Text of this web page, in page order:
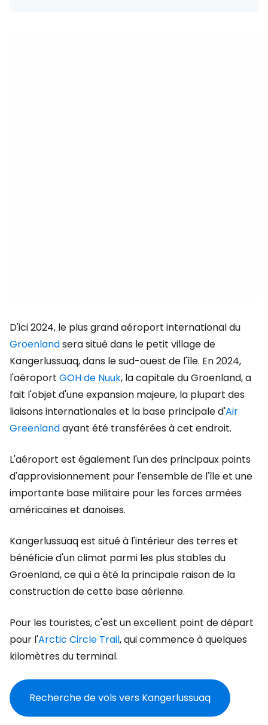
D'ici 2024, le plus grand aéroport international du
Groenlandsera situé dans le petit village de
Kangerlussuaq, dans le sud-ouest de l'île. En 2024,
l'aéroport GOH de Nuuk, la capitale du Groenland, a
fait l'objet d'une expansion majeure, la plupart des
liaisons internationales et la base principale d'Air
Greenlandayant été transférées à cet endroit.
L'aéroport est également l'un des principaux points
d'approvisionnement pour l'ensemble de l'île et une
importante base militaire pour les forces armées
américaines et danoises.
Kangerlussuaq est situé à l'intérieur des terres et
bénéficie d'un climat parmi les plus stables du
Groenland, ce qui a été la principale raison de la
construction de cette base aérienne.
Pour les touristes, c'est un excellent point de départ
pour l'Arctic Circle Trail, qui commence à quelques
kilomètres du terminal.
Recherche de vols vers Kangerlussuaq